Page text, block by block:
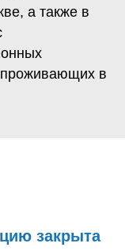
а также в
проживающих в
закрыта